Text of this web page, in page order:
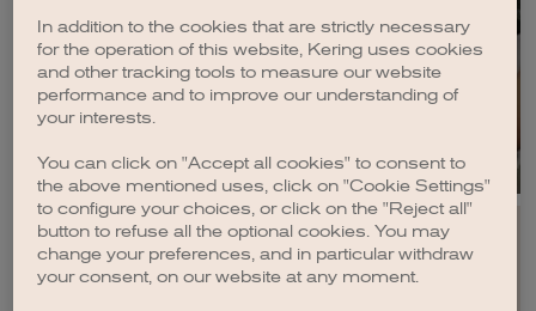
KERINGFOUNDATION.ORG
In addition to the cookies that are strictly necessary
for the operation of this website, Kering uses cookies
and other tracking tools to measure our website
performance and to improve our understanding of
your interests.
You can click on "Accept all cookies" to consent to
the above mentioned uses, click on "Cookie Settings"
to configure your choices, or click on the "Reject all"
button to refuse all the optional cookies. You may
change your preferences, and in particular withdraw
your consent, on our website at any moment.